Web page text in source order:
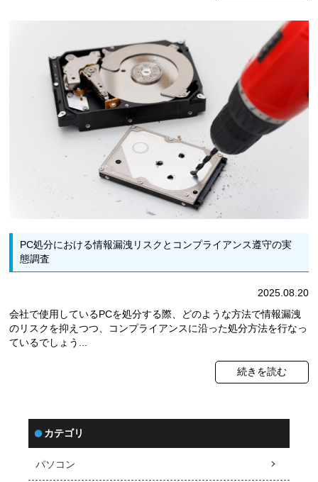
PC処分における情報漏洩リスクとコンプライアンス遵守の実
態調査
2025.08.20
会社で使用しているPCを処分する際、どのような方法で情報漏洩
のリスクを抑えつつ、コンプライアンスに沿った処分方法を行なっ
ているでしょう...
続きを読む
カテゴリ
パソコン